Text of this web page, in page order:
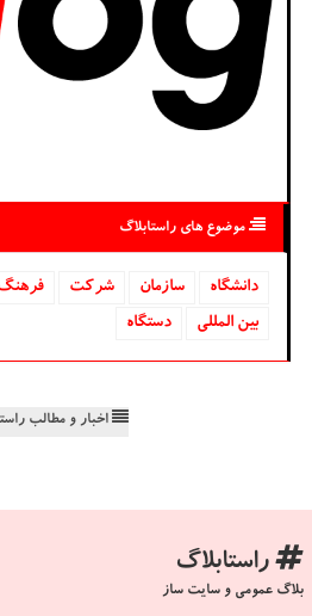
موضوع های راستابلاگ
دانشگاه‌ سازمان شركت
بین المللی
دستگاه
اخبار و مطالب
راستابلاگ
بلاگ عمومی و سایت ساز